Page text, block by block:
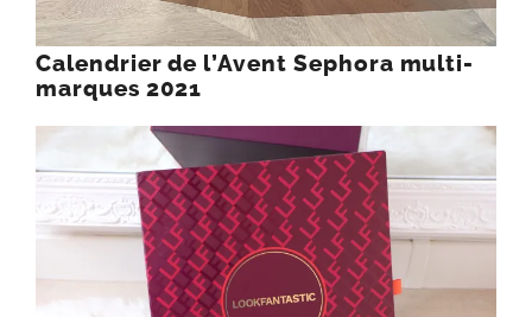
Calendrier de l’Avent Sephora multi-
marques 2021